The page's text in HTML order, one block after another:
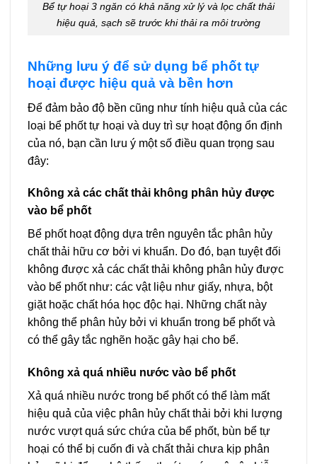
Bể tự hoại 3 ngăn có khả năng xử lý và lọc chất thải
hiệu quả, sạch sẽ trước khi thải ra môi trường
Những lưu ý để sử dụng bể phốt tự
hoại được hiệu quả và bền hơn
Để đảm bảo độ bền cũng như tính hiệu quả của các
loại bể phốt tự hoại và duy trì sự hoạt động ổn định
của nó, bạn cần lưu ý một số điều quan trọng sau
đây:
Không xả các chất thải không phân hủy được
vào bể phốt
Bể phốt hoạt động dựa trên nguyên tắc phân hủy
chất thải hữu cơ bởi vi khuẩn. Do đó, bạn tuyệt đối
không được xả các chất thải không phân hủy được
vào bể phốt như: các vật liệu như giấy, nhựa, bột
giặt hoặc chất hóa học độc hại. Những chất này
không thể phân hủy bởi vi khuẩn trong bể phốt và
có thể gây tắc nghẽn hoặc gây hại cho bể.
Không xả quá nhiều nước vào bể phốt
Xả quá nhiều nước trong bể phốt có thể làm mất
hiệu quả của việc phân hủy chất thải bởi khi lượng
nước vượt quá sức chứa của bể phốt, bùn bể tự
hoại có thể bị cuốn đi và chất thải chưa kịp phân